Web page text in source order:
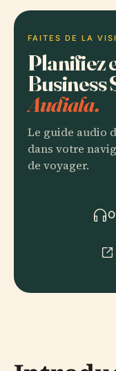
FAITES DE LA
Planifiez
Business
Audiala.
Le guide audio
dans votre
de voyager.